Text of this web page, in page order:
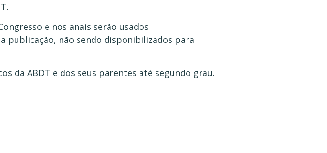
e nos anais serão usados
publicação, não sendo disponibilizados para
da ABDT e dos seus parentes até segundo grau.